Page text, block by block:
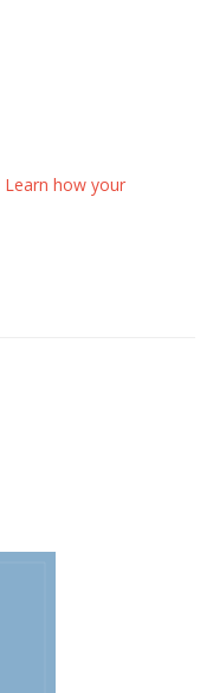
Learn how your